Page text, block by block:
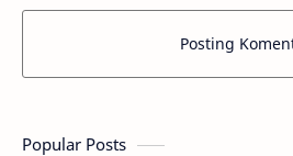
Posting
Popular Posts